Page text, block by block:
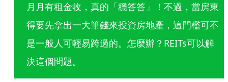
月月有租金收，真的「穩答答」！不過，當房東
得要先拿出一大筆錢來投資房地產，這門檻可不
是一般人可輕易跨過的。怎麼辦？REITs可以解
決這個問題。